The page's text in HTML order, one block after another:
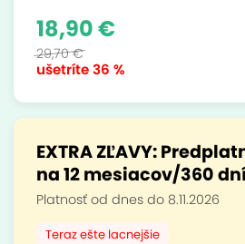
ušetríte36 %
18,90 €
29,70 €
EXTRA ZĽAVY:
na 12 mesiacov/360
Platnosť od dnes do 8.11.2026
Teraz ešte lacnejšie